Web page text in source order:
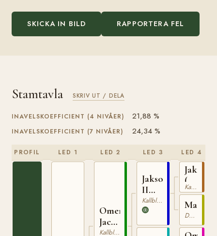
SKICKA IN BILD RAPPORTERA FEL
Stamtavla SKRIV UT / DELA
INAVELSKOEFFICIENT (4 NIVÅER) 21,88 %
INAVELSKOEFFICIENT (7 NIVÅER) 24,34 %
PROFIL LED 1 LED 2
Omer-
Jackson
(NO)
Kallblodig Travare
LED 3
Jakson
II
(NO)
Kallblodig Travare
LED 4
Jakson
(NO)
T-
42
Kallblodig Travare
Maia
Dölehäst